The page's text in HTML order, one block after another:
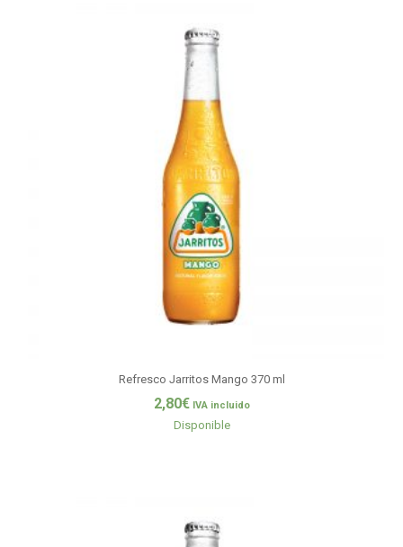
Refresco Jarritos Mango 370 ml
2,80€ IVA incluido
Disponible